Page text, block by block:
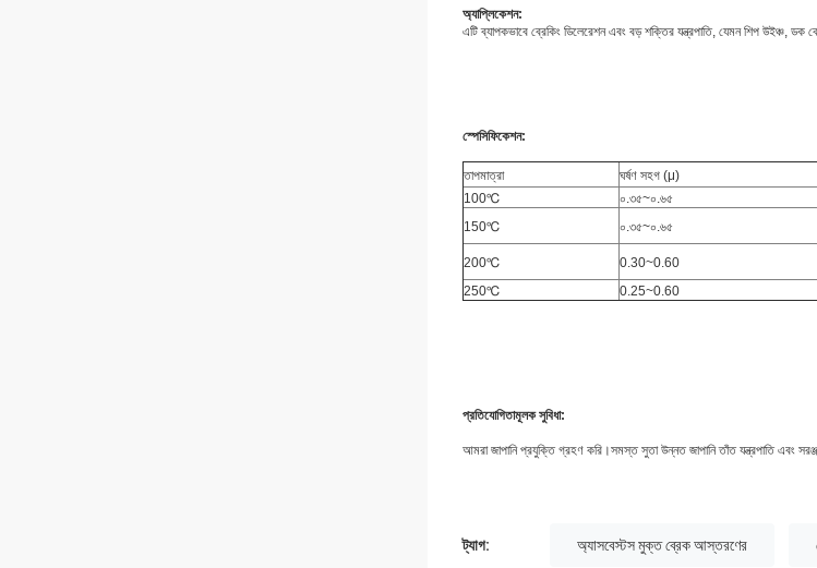
অ্যাপ্লিকেশন:
এটি ব্যাপকভাবে ব্রেকিং ডিলেরেশন এবং বড় শক্তির যন্ত্রপাতি, যেমন শিপ উইঞ্চ, ডক
স্পেসিফিকেশন:
তাপমাত্রা ঘর্ষণ সহগ (μ)
100℃
০.৩৫~০.৬৫
150℃ ০.৩৫~০.৬৫
200℃ 0.30~0.60
250℃ 0.25~0.60
প্রতিযোগিতামূলক সুবিধা:
আমরা জাপানি প্রযুক্তি গ্রহণ করি।সমস্ত সুতা উন্নত জাপানি তাঁত যন্ত্রপাতি এবং
ট্যাগ: অ্যাসবেস্টস মুক্ত ব্রেক আস্তরণের